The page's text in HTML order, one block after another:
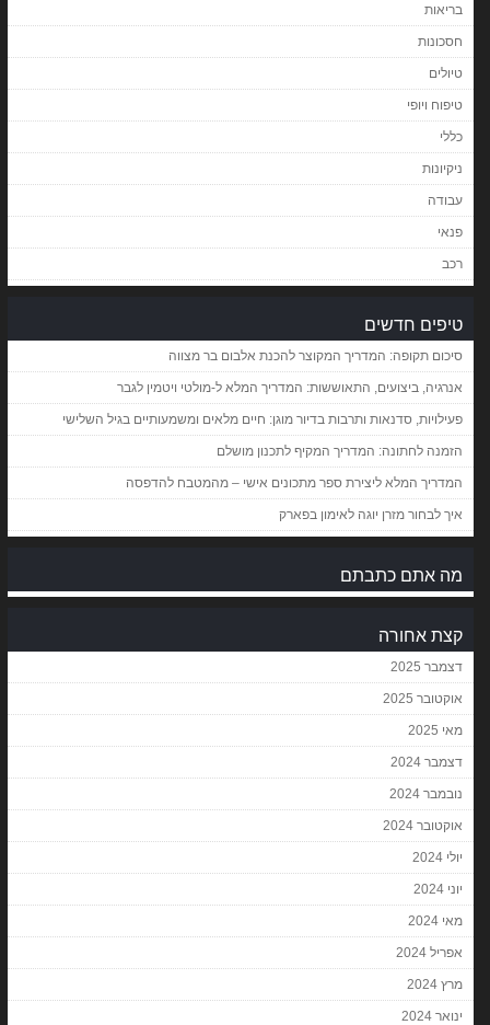
בריאות
חסכונות
טיולים
טיפוח ויופי
כללי
ניקיונות
עבודה
פנאי
רכב
טיפים חדשים
סיכום תקופה: המדריך המקוצר להכנת אלבום בר מצווה
אנרגיה, ביצועים, התאוששות: המדריך המלא ל-מולטי ויטמין לגבר
פעילויות, סדנאות ותרבות בדיור מוגן: חיים מלאים ומשמעותיים בגיל השלישי
הזמנה לחתונה: המדריך המקיף לתכנון מושלם
המדריך המלא ליצירת ספר מתכונים אישי – מהמטבח להדפסה
איך לבחור מזרן יוגה לאימון בפארק
מה אתם כתבתם
קצת אחורה
דצמבר 2025
אוקטובר 2025
מאי 2025
דצמבר 2024
נובמבר 2024
אוקטובר 2024
יולי 2024
יוני 2024
מאי 2024
אפריל 2024
מרץ 2024
ינואר 2024